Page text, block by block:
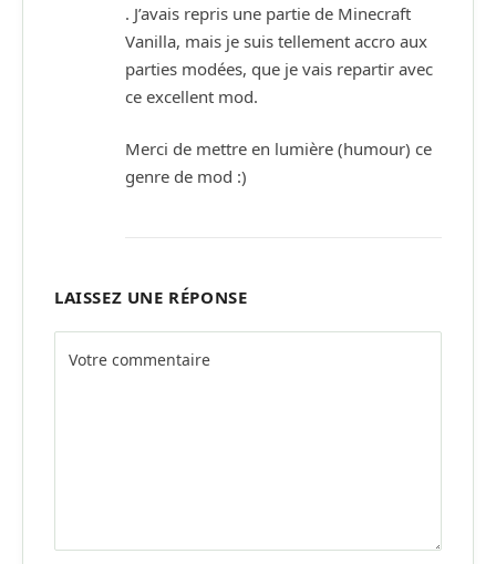
. J’avais repris une partie de Minecraft
Vanilla, mais je suis tellement accro aux
parties modées, que je vais repartir avec
ce excellent mod.
Merci de mettre en lumière (humour) ce
genre de mod :)
LAISSEZ UNE RÉPONSE